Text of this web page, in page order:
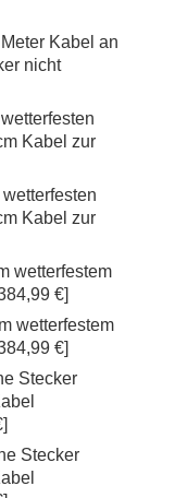
Kabel an
nicht
Kabel zur
Kabel zur
wetterfestem
€]
wetterfestem
€]
Stecker
Stecker